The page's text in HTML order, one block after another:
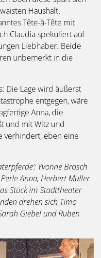
Haushalt.
Tête-à-Tête mit
Claudia spekuliert auf
Liebhaber. Beide
unbemerkt in die
Die Lage wird äußerst
entgegen, wäre
Anna, die
und mit Witz und
verhindert, eben eine
Yvonne Brosch
Anna, Herbert Müller
Stück im Stadttheater
drehen sich Timo
Giebel und Ruben